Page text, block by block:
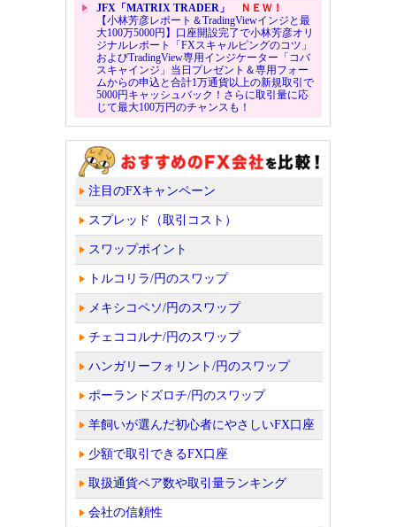
JFX「MATRIX TRADER」
ＮＥＷ！
【小林芳彦レポート＆TradingViewインジと最
大100万5000円】口座開設完了で小林芳彦オリ
ジナルレポート「FXスキャルピングのコツ」
およびTradingView専用インジケーター「コバ
スキャインジ」当日プレゼント＆専用フォー
ムからの申込と合計1万通貨以上の新規取引で
5000円キャッシュバック！さらに取引量に応
じて最大100万円のチャンスも！
注目のFXキャンペーン
スプレッド（取引コスト）
スワップポイント
トルコリラ/円のスワップ
メキシコペソ/円のスワップ
チェココルナ/円のスワップ
ハンガリーフォリント/円のスワップ
ポーランドズロチ/円のスワップ
羊飼いが選んだ初心者にやさしいFX口座
少額で取引できるFX口座
取扱通貨ペア数や取引量ランキング
会社の信頼性